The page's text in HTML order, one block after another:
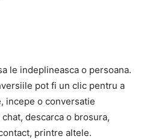
le indeplineasca o persoana.
pot fi un clic pentru a
incepe o conversatie
descarca o brosura,
printre altele.